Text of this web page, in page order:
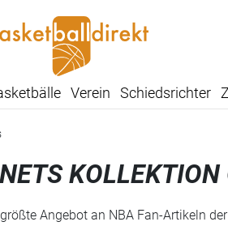
Verein Schiedsrichter
Angebot an NBA Fan-Artikeln